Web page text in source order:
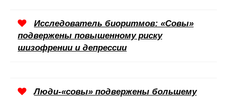
Исследователь биоритмов: «Совы»
подвержены повышенному риску
шизофрении и депрессии
Люди-«совы» подвержены большему